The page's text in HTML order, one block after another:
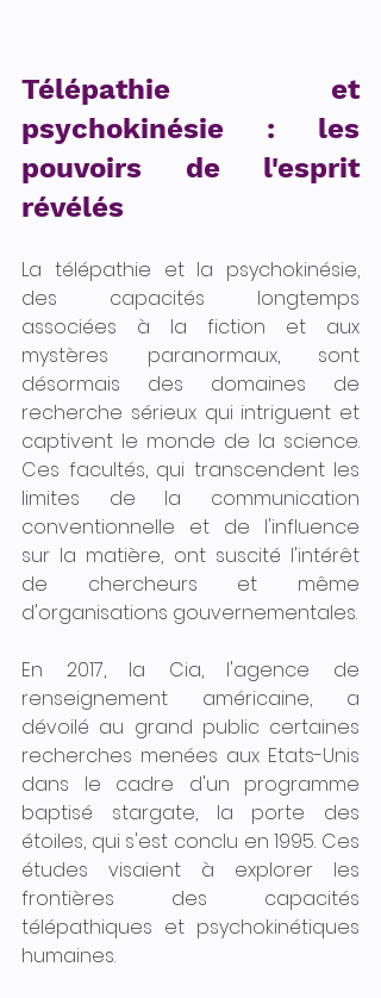
Télépathie et
psychokinésie : les
pouvoirs de l'esprit
révélés
La télépathie et la psychokinésie,
des capacités longtemps
associées à la fiction et aux
mystères paranormaux, sont
désormais des domaines de
recherche sérieux qui intriguent et
captivent le monde de la science.
Ces facultés, qui transcendent les
limites de la communication
conventionnelle et de l'influence
sur la matière, ont suscité l'intérêt
de chercheurs et même
d'organisations gouvernementales.
En 2017, la Cia, l'agence de
renseignement américaine, a
dévoilé au grand public certaines
recherches menées aux Etats-Unis
dans le cadre d'un programme
baptisé stargate, la porte des
étoiles, qui s'est conclu en 1995. Ces
études visaient à explorer les
frontières des capacités
télépathiques et psychokinétiques
humaines.